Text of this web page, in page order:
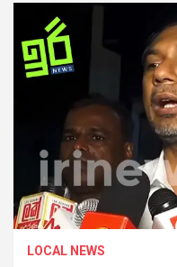
LOCAL NEWS